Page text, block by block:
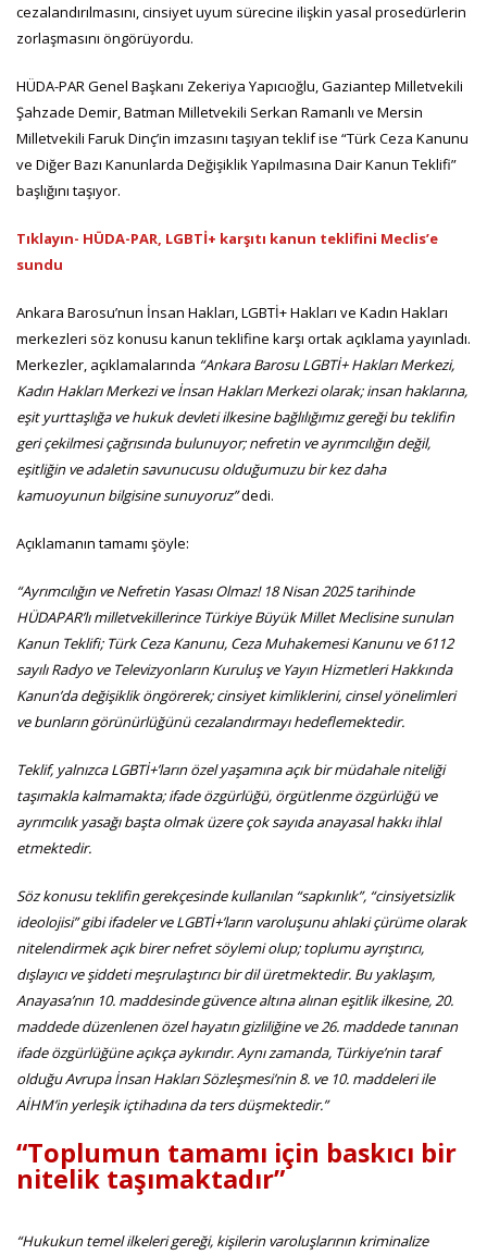
cezalandırılmasını, cinsiyet uyum sürecine ilişkin yasal prosedürlerin
zorlaşmasını öngörüyordu.
HÜDA-PAR Genel Başkanı Zekeriya Yapıcıoğlu, Gaziantep Milletvekili
Şahzade Demir, Batman Milletvekili Serkan Ramanlı ve Mersin
Milletvekili Faruk Dinç’in imzasını taşıyan teklif ise “Türk Ceza Kanunu
ve Diğer Bazı Kanunlarda Değişiklik Yapılmasına Dair Kanun Teklifi”
başlığını taşıyor.
Tıklayın- HÜDA-PAR, LGBTİ+ karşıtı kanun teklifini Meclis’e
sundu
Ankara Barosu’nun İnsan Hakları, LGBTİ+ Hakları ve Kadın Hakları
merkezleri söz konusu kanun teklifine karşı ortak açıklama yayınladı.
Merkezler, açıklamalarında “Ankara Barosu LGBTİ+ Hakları Merkezi,
Kadın Hakları Merkezi ve İnsan Hakları Merkezi olarak; insan haklarına,
eşit yurttaşlığa ve hukuk devleti ilkesine bağlılığımız gereği bu teklifin
geri çekilmesi çağrısında bulunuyor; nefretin ve ayrımcılığın değil,
eşitliğin ve adaletin savunucusu olduğumuzu bir kez daha
kamuoyunun bilgisine sunuyoruz”dedi.
Açıklamanın tamamı şöyle:
“Ayrımcılığın ve Nefretin Yasası Olmaz! 18 Nisan 2025 tarihinde
HÜDAPAR’lı milletvekillerince Türkiye Büyük Millet Meclisine sunulan
Kanun Teklifi; Türk Ceza Kanunu, Ceza Muhakemesi Kanunu ve 6112
sayılı Radyo ve Televizyonların Kuruluş ve Yayın Hizmetleri Hakkında
Kanun’da değişiklik öngörerek; cinsiyet kimliklerini, cinsel yönelimleri
ve bunların görünürlüğünü cezalandırmayı hedeflemektedir.
Teklif, yalnızca LGBTİ+’ların özel yaşamına açık bir müdahale niteliği
taşımakla kalmamakta; ifade özgürlüğü, örgütlenme özgürlüğü ve
ayrımcılık yasağı başta olmak üzere çok sayıda anayasal hakkı ihlal
etmektedir.
Söz konusu teklifin gerekçesinde kullanılan “sapkınlık”, “cinsiyetsizlik
ideolojisi” gibi ifadeler ve LGBTİ+’ların varoluşunu ahlaki çürüme olarak
nitelendirmek açık birer nefret söylemi olup; toplumu ayrıştırıcı,
dışlayıcı ve şiddeti meşrulaştırıcı bir dil üretmektedir. Bu yaklaşım,
Anayasa’nın 10. maddesinde güvence altına alınan eşitlik ilkesine, 20.
maddede düzenlenen özel hayatın gizliliğine ve 26. maddede tanınan
ifade özgürlüğüne açıkça aykırıdır. Aynı zamanda, Türkiye’nin taraf
olduğu Avrupa İnsan Hakları Sözleşmesi’nin 8. ve 10. maddeleri ile
AİHM’in yerleşik içtihadına da ters düşmektedir.”
“Toplumun tamamı için baskıcı bir
nitelik taşımaktadır”
“Hukukun temel ilkeleri gereği, kişilerin varoluşlarının kriminalize